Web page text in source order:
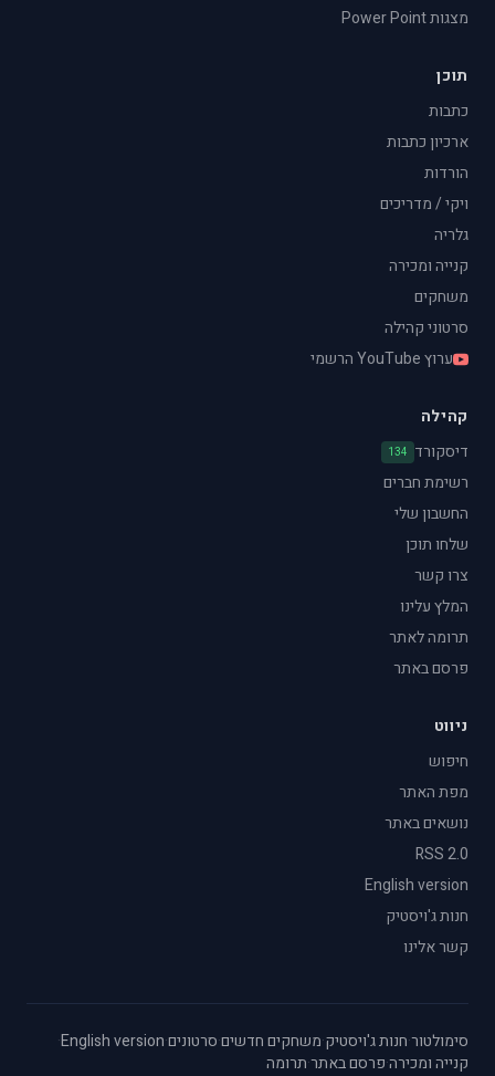
מצגות Power Point
תוכן
כתבות
ארכיון כתבות
הורדות
ויקי / מדריכים
גלריה
קנייה ומכירה
משחקים
סרטוני קהילה
ערוץ YouTube הרשמי
קהילה
דיסקורד 134
רשימת חברים
החשבון שלי
שלחו תוכן
צרו קשר
המלץ עלינו
תרומה לאתר
פרסם באתר
ניווט
חיפוש
מפת האתר
נושאים באתר
RSS 2.0
English version
חנות ג'ויסטיק
קשר אלינו
סימולטור·חנות ג'ויסטיק·משחקים חדשים·סרטונים·
English version
·
קנייה ומכירה·פרסם באתר·תרומה